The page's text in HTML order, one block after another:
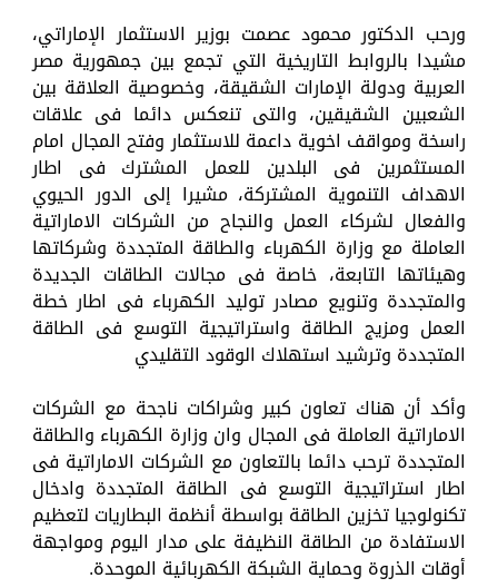
ورحب الدكتور محمود عصمت بوزير الاستثمار الإماراتي،
مشيدا بالروابط التاريخية التي تجمع بين جمهورية مصر
العربية ودولة الإمارات الشقيقة، وخصوصية العلاقة بين
الشعبين الشقيقين، والتى تنعكس دائما فى علاقات
راسخة ومواقف اخوية داعمة للاستثمار وفتح المجال امام
المستثمرين فى البلدين للعمل المشترك فى اطار
الاهداف التنموية المشتركة، مشيرا إلى الدور الحيوي
والفعال لشركاء العمل والنجاح من الشركات الاماراتية
العاملة مع وزارة الكهرباء والطاقة المتجددة وشركاتها
وهيئاتها التابعة، خاصة فى مجالات الطاقات الجديدة
والمتجددة وتنويع مصادر توليد الكهرباء فى اطار خطة
العمل ومزيج الطاقة واستراتيجية التوسع فى الطاقة
المتجددة وترشيد استهلاك الوقود التقليدي
وأكد أن هناك تعاون كبير وشراكات ناجحة مع الشركات
الاماراتية العاملة فى المجال وان وزارة الكهرباء والطاقة
المتجددة ترحب دائما بالتعاون مع الشركات الاماراتية فى
اطار استراتيجية التوسع فى الطاقة المتجددة وادخال
تكنولوجيا تخزين الطاقة بواسطة أنظمة البطاريات لتعظيم
الاستفادة من الطاقة النظيفة على مدار اليوم ومواجهة
أوقات الذروة وحماية الشبكة الكهربائية الموحدة.